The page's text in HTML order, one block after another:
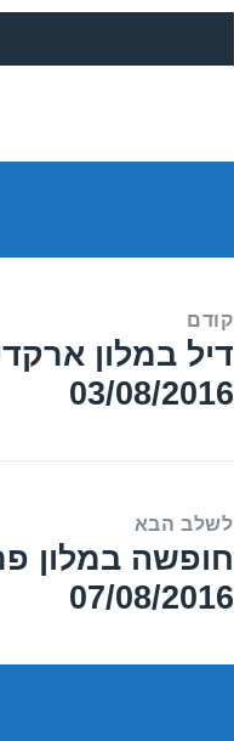
קודם
הפוסט
הקודם:
דיל במלון
03/08/2016
לשלב הבא
הפוסט
הבא:
חופשה במלון
07/08/2016